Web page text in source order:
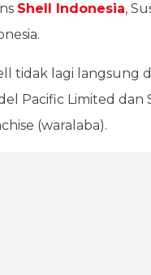
Shell Indonesia,
tidak lagi langsung
Pacific Limited dan
(waralaba).